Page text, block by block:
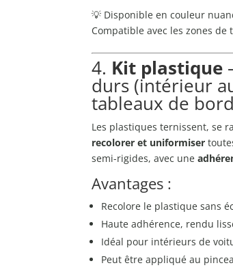
💡 Disponible en couleur
Compatible avec les zones de
4. Kit plastique
durs (intérieur
tableaux de
Les plastiques ternissent, se
recolorer et uniformiser
semi-rigides, avec une
Avantages :
Recolore le plastique sans
Haute adhérence, rendu
Idéal pour intérieurs de
Peut être appliqué au